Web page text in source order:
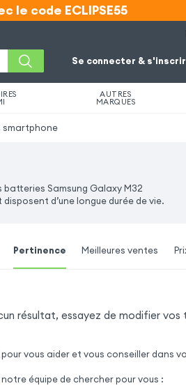
le code ECLIPSE55
le code ECLIPSE55
Se connecter &
AUTRES
MARQUES
smartphone
Samsung Galaxy M32
d’une longue durée de vie.
Pertinence Meilleures ventes
résultat, essayez de modifier vos
pour vous aider et vous conseiller dans
équipe de chercher pour vous :